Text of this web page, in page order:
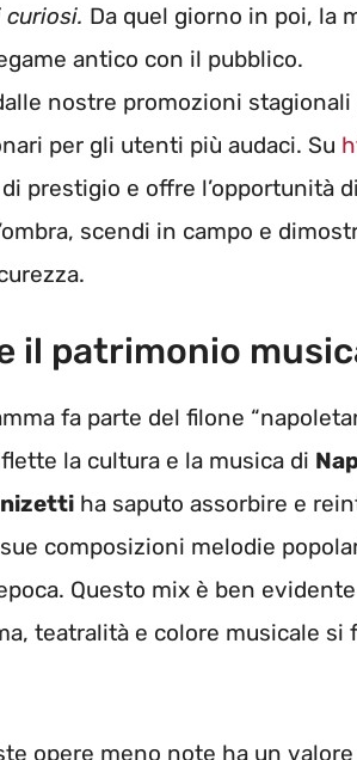
Da quel giorno in poi, la
antico con il pubblico.
nostre promozioni
per gli utenti più audaci. Su
prestigio e offre l’opportunità
scendi in campo e
il patrimonio
fa parte del filone
la cultura e la musica di
ha saputo assorbire e
composizioni melodie
Questo mix è ben
teatralità e colore musicale si
opere meno note ha un